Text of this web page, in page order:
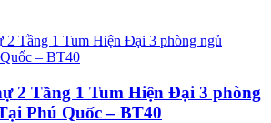
2 Tầng 1 Tum Hiện Đại 3 phòng
Phú Quốc – BT40